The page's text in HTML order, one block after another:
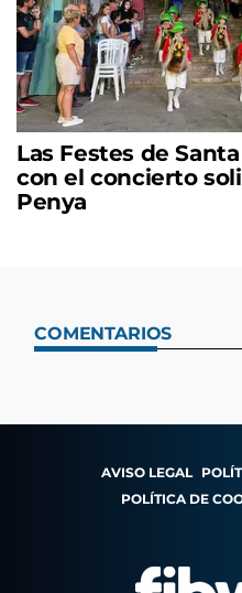
Las Festes de
con el concierto
Penya
COMENTARIOS
AVISO LEGAL
POLÍTICA DE